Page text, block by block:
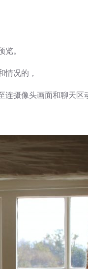
。
情况的，
连摄像头画面和聊天区